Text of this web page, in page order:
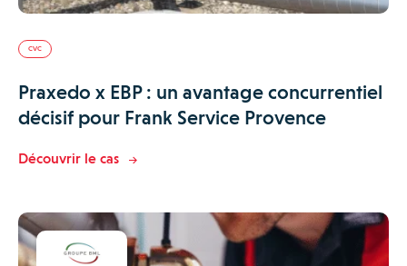
CVC
Praxedo x EBP : un avantage concurrentiel
décisif pour Frank Service Provence
Découvrir le cas